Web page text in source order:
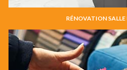
RÉNOVATION SALLE